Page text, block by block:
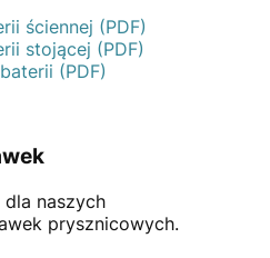
ściennej (PDF)
stojącej (PDF)
(PDF)
dla naszych
prysznicowych.